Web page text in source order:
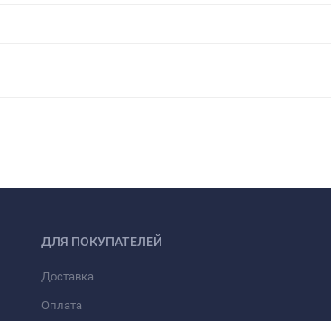
ДЛЯ ПОКУПАТЕЛЕЙ
Доставка
Оплата